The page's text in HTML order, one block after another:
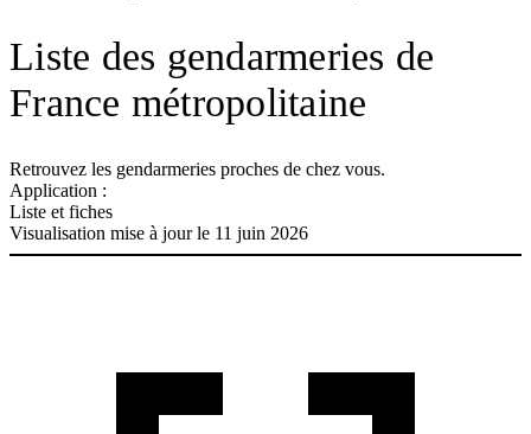
Liste des gendarmeries de
France métropolitaine
Retrouvez les gendarmeries proches de chez vous.
Application :
Liste et fiches
Visualisation mise à jour le 11 juin 2026